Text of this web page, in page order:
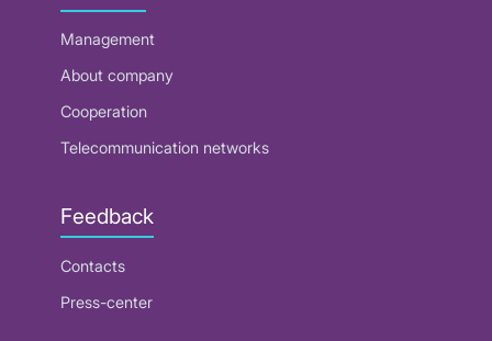
Management
About company
Cooperation
Telecommunication networks
Feedback
Contacts
Press-center